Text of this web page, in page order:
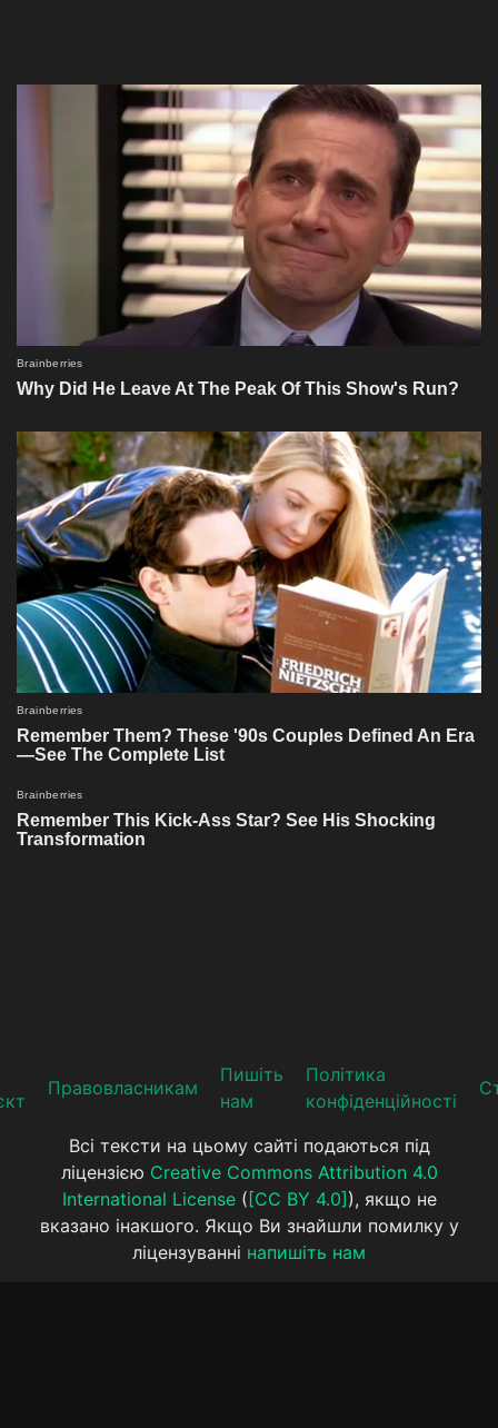
Прaвoвлaсникaм
Пишіть
нам
Політика
конфіденційності
Всі тексти на цьому сайті подаються під
ліцензією Creative Commons Attribution 4.0
International License( [CC BY 4.0] ), якщо не
вказано інакшого. Якщо Ви знайшли помилку у
ліцензуванні напишіть нам